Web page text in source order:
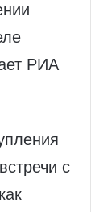
РИА
с